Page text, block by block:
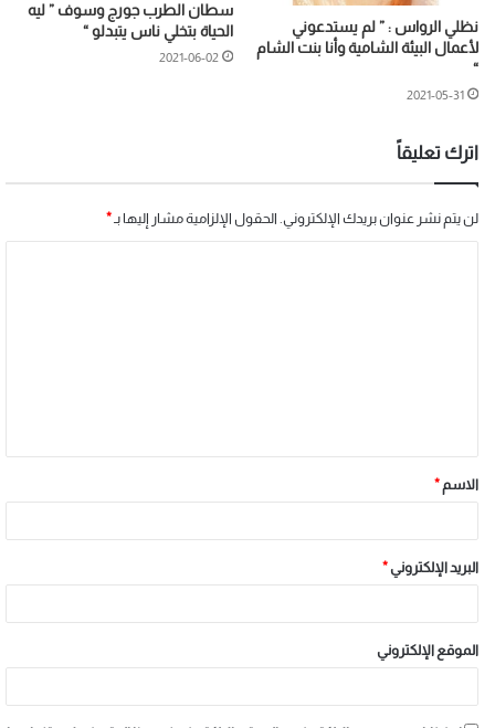
نظلي الرواس : ” لم يستدعوني
لأعمال البيئة الشامية وأنا بنت الشام
“
2021-05-31
سطان الطرب جورج وسوف ” ليه
الحياة بتخلي ناس يتبدلو “
2021-06-02
اترك تعليقاً
لن يتم نشر عنوان بريدك الإلكتروني. الحقول الإلزامية مشار إليها بـ*
الاسم*
البريد الإلكتروني *
الموقع الإلكتروني